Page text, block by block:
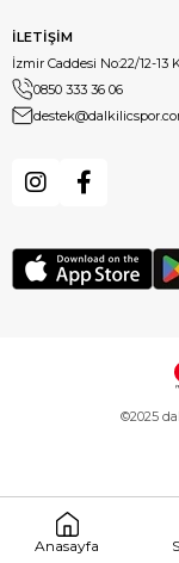
İLETİŞİM
İzmir Caddesi No:22/12-13
0850 333 36 06
©2025
Anasayfa